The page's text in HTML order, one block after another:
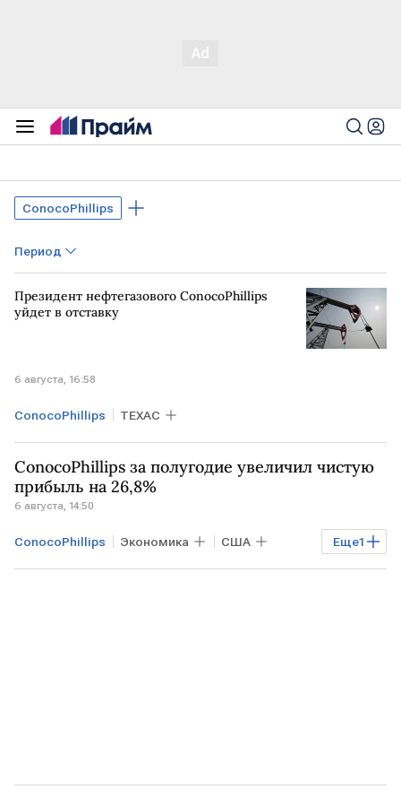
ConocoPhillips
Период
Президент нефтегазового ConocoPhillips
уйдет в отставку
6 августа, 16:58
ConocoPhillips ТЕХАС
ConocoPhillips за полугодие увеличил чистую
прибыль на 26,8%
6 августа, 14:50
Еще1
ConocoPhillips Экономика США
ТЕХАС